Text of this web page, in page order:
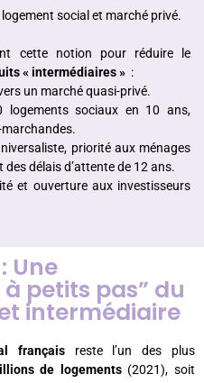
social et marché privé.
cette notion pour réduire le
« intermédiaires » :
un marché quasi-privé.
sociaux en 10 ans,
priorité aux ménages
délais d’attente de 12 ans.
et ouverture aux investisseurs
Une
petits pas” du
intermédiaire
françaisreste l’un des plus
de logements(2021), soit